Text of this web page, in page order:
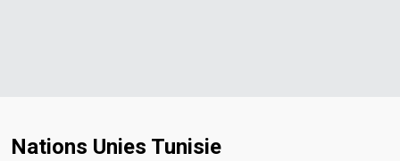
Nations Unies Tunisie